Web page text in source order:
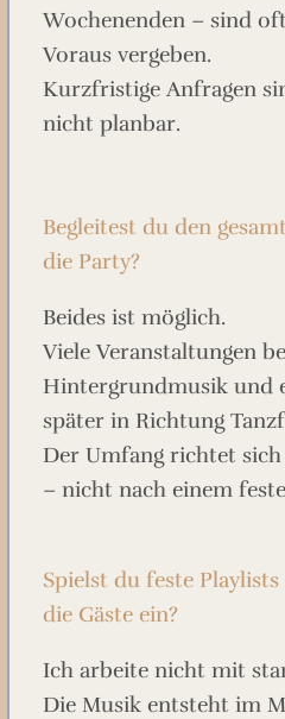
Wochenenden – sind
Voraus vergeben.
Kurzfristige Anfragen
nicht planbar.
Begleitest du den
die Party?
Beides ist möglich.
Viele Veranstaltungen
Hintergrundmusik und
später in Richtung
Der Umfang richtet
– nicht nach einem
Spielst du feste
die Gäste ein?
Ich arbeite nicht mit
Die Musik entsteht im